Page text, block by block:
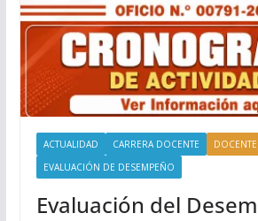
ACTUALIDAD CARRERA DOCENTE
EVALUACIÓN DE DESEMPEÑO
Evaluación del